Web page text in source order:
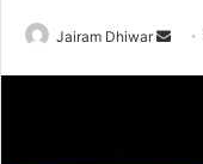
Jairam Dhiwar
Send